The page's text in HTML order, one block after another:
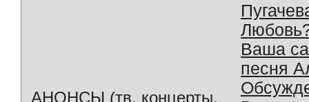
АНОНСЫ (тв, концерты,
Ваша
песня